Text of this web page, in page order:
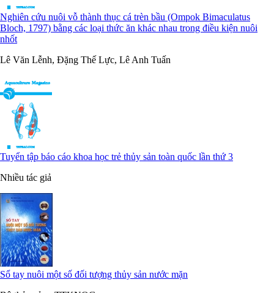
Nghiên cứu nuôi vỗ thành thục cá trèn bầu (Ompok Bimaculatus
Bloch, 1797) bằng các loại thức ăn khác nhau trong điều kiện nuôi
nhốt
Lê Văn Lễnh, Đặng Thế Lực, Lê Anh Tuấn
Tuyển tập báo cáo khoa học trẻ thủy sản toàn quốc lần thứ 3
Nhiều tác giả
Sổ tay nuôi một số đối tượng thủy sản nước mặn